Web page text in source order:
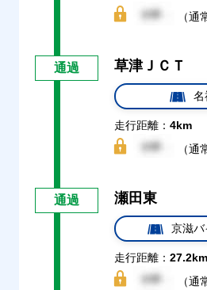
（通
通過 草津ＪＣＴ
名
走行距離： 4km
（通
通過 瀬田東
京滋
走行距離： 27.2km
（通